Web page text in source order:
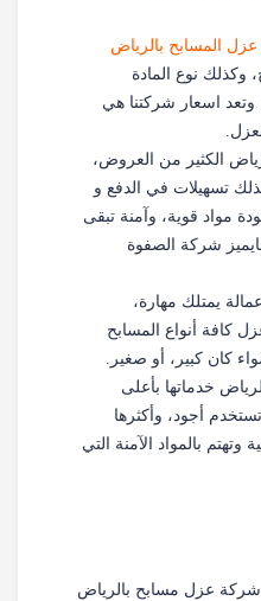
المسابح بالرياض
نوع المادة
وتعد اسعار شركتنا هي
الكثير من العروض،
تسهيلات في الدفع و
مواد قوية، وآمنة تبقى
شركة الصفوة
يمتلك مهارة،
كافة أنواع المسابح
كان كبير، أو صغير.
خدماتها بأعلى
أجود، وأكثرها
وتهتم بالمواد الآمنة التي
عزل مسابح بالرياض